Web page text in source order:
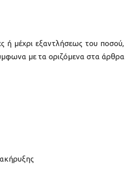
ή μέχρι εξαντλήσεως του ποσού,
με τα οριζόμενα στα άρθρα